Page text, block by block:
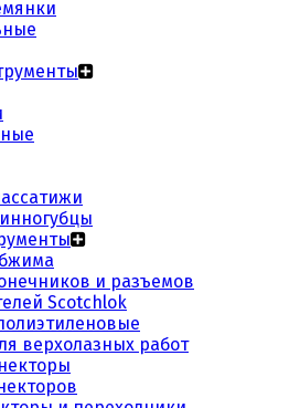
и разъемов
Scotchlok
верхолазных работ